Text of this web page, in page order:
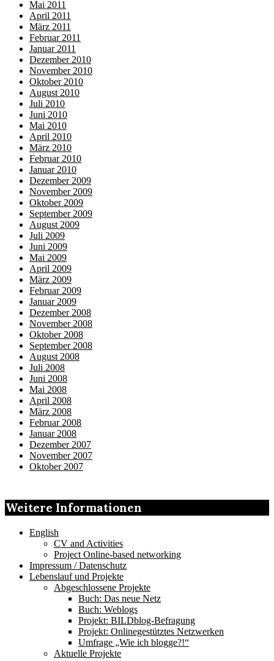
Mai 2011
April 2011
März 2011
Februar 2011
Januar 2011
Dezember 2010
November 2010
Oktober 2010
August 2010
Juli 2010
Juni 2010
Mai 2010
April 2010
März 2010
Februar 2010
Januar 2010
Dezember 2009
November 2009
Oktober 2009
September 2009
August 2009
Juli 2009
Juni 2009
Mai 2009
April 2009
März 2009
Februar 2009
Januar 2009
Dezember 2008
November 2008
Oktober 2008
September 2008
August 2008
Juli 2008
Juni 2008
Mai 2008
April 2008
März 2008
Februar 2008
Januar 2008
Dezember 2007
November 2007
Oktober 2007
Weitere Informationen
English
CV and Activities
Project Online-based networking
Impressum / Datenschutz
Lebenslauf und Projekte
Abgeschlossene Projekte
Buch: Das neue Netz
Buch: Weblogs
Projekt: BILDblog-Befragung
Projekt: Onlinegestütztes Netzwerken
Umfrage „Wie ich blogge?!“
Aktuelle Projekte